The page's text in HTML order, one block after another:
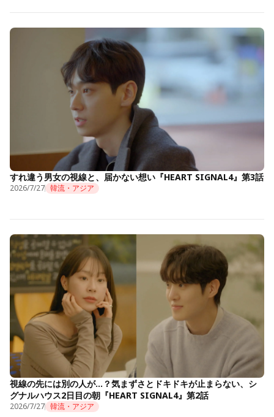
すれ違う男女の視線と、届かない想い『HEART SIGNAL4』第3話
2026/7/27 韓流・アジア
視線の先には別の人が…？気まずさとドキドキが止まらない、シ
グナルハウス2日目の朝『HEART SIGNAL4』第2話
2026/7/27 韓流・アジア